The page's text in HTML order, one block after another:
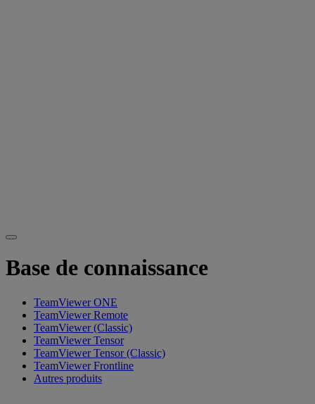
Base de connaissance
TeamViewer ONE
TeamViewer Remote
TeamViewer (Classic)
TeamViewer Tensor
TeamViewer Tensor (Classic)
TeamViewer Frontline
Autres produits